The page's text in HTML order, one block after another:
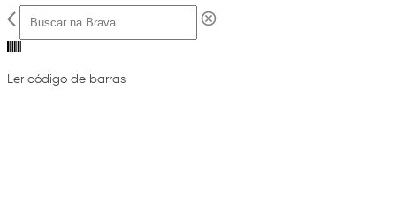
Ler código de barras